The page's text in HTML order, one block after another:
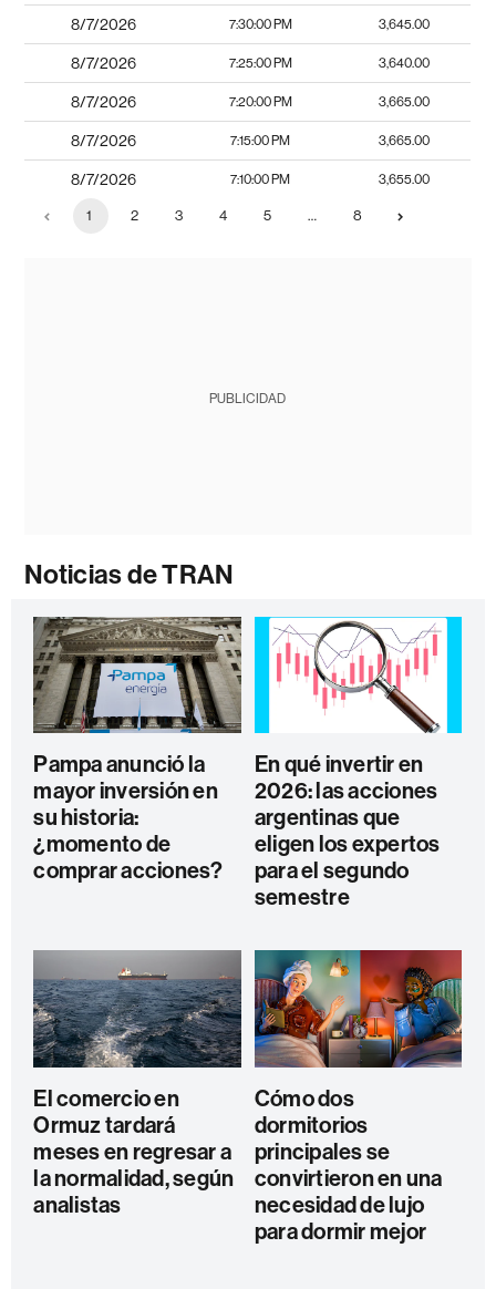
8/7/2026 7:30:00 PM 3,645.00
8/7/2026 7:25:00 PM 3,640.00
8/7/2026 7:20:00 PM 3,665.00
8/7/2026 7:15:00 PM 3,665.00
8/7/2026 7:10:00 PM 3,655.00
1 2 3 4 5 … 8
PUBLICIDAD
Noticias de TRAN
Pampa anunció la
mayor inversión en
su historia:
¿momento de
comprar acciones?
En qué invertir en
2026: las acciones
argentinas que
eligen los expertos
para el segundo
semestre
El comercio en
Ormuz tardará
meses en regresar a
la normalidad, según
analistas
Cómo dos
dormitorios
principales se
convirtieron en una
necesidad de lujo
para dormir mejor